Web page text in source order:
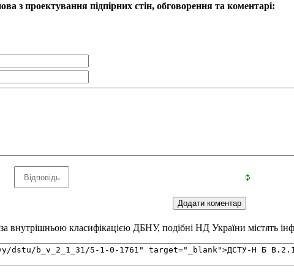
з проектування підпірних стін, обговорення та коментарі:
за внутрішньою класифікацією ДБНУ, подібні НД України містять